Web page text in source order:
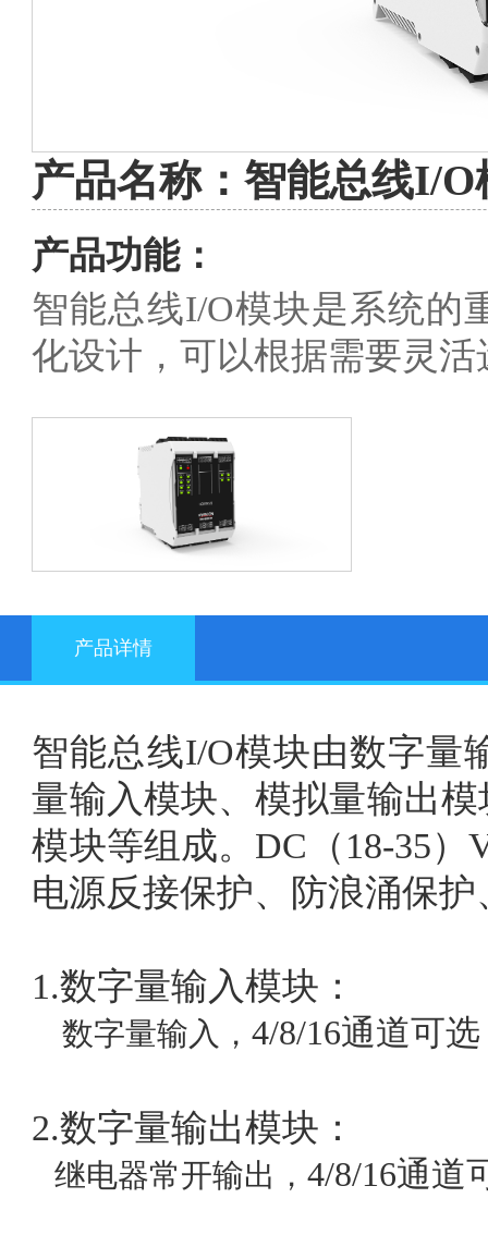
产品名称：智能总线I/O
产品功能：
智能总线I/O模块是系统的
化设计，可以根据需要灵
产品详情
智能总线I/O模块由数字量
量输入模块、模拟量输出
模块等组成。DC（18-35
电源反接保护、防浪涌保
1.数字量输入模块：
数字量输入，4/8/16通道可
2.数字量输出模块：
继电器常开输出，4/8/16通道